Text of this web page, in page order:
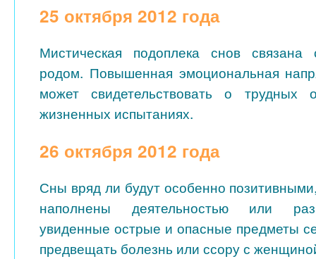
25 октября 2012 года
Мистическая подоплека снов
родом. Повышенная эмоциональная
может свидетельствовать о трудных
жизненных испытаниях.
26 октября 2012 года
Сны вряд ли будут особенно
наполнены деятельностью или
увиденные острые и опасные предметы
предвещать болезнь или ссору с